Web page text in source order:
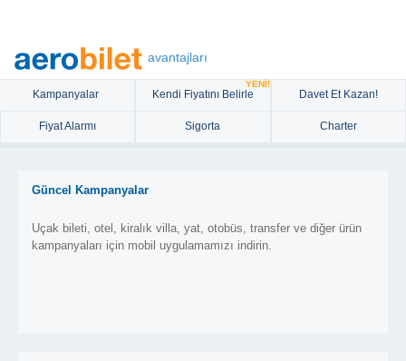
avantajları
Kampanyalar Kendi Fiyatını Belirle
YENİ!
Davet Et Kazan!
Fiyat Alarmı Sigorta Charter
Güncel Kampanyalar
Uçak bileti, otel, kiralık villa, yat, otobüs, transfer ve diğer ürün
kampanyaları için mobil uygulamamızı indirin.